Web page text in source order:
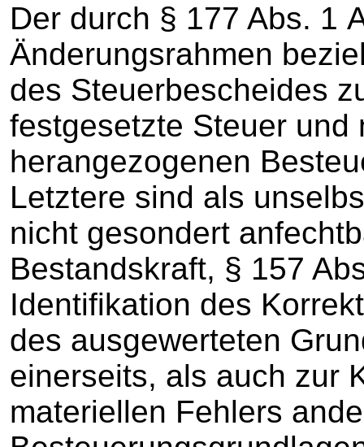
Der durch § 177 Abs. 1
Änderungsrahmen
des Steuerbescheides
festgesetzte Steuer und
herangezogenen
Letztere sind als
nicht gesondert
Bestandskraft, § 157
Identifikation des
des ausgewerteten
einerseits, als auch zur
materiellen Fehlers